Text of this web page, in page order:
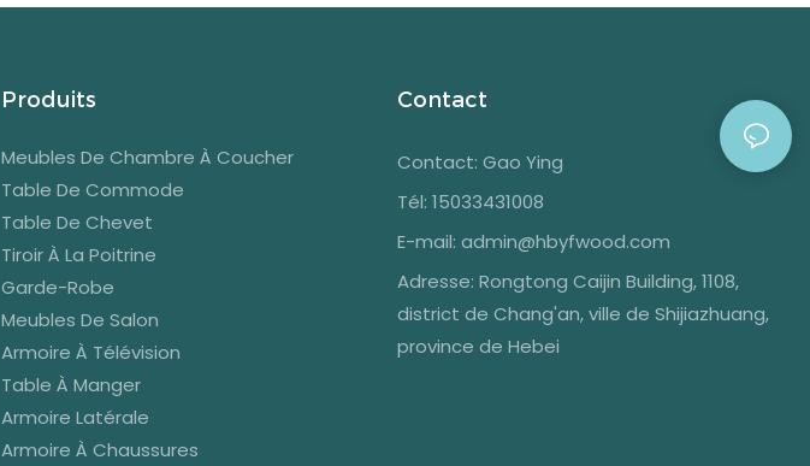
Produits
Meubles De Chambre À Coucher
Table De Commode
Table De Chevet
Tiroir À La Poitrine
Garde-Robe
Meubles De Salon
Armoire À Télévision
Table À Manger
Armoire Latérale
Armoire À Chaussures
Contact
Contact: Gao Ying
Tél: 15033431008
E-mail: admin@hbyfwood.com
Adresse: Rongtong Caijin Building, 1108,
district de Chang'an, ville de Shijiazhuang,
province de Hebei